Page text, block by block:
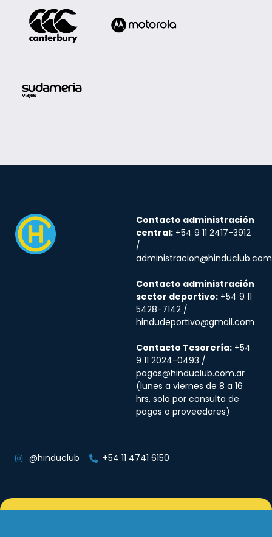
Contacto administración
central: +54 9 11 2417-3912
/
Contacto administración
sector deportivo: +54 9 11
5428-7142 /
hindudeportivo@gmail.com
Contacto Tesorería: +54
9 11 2024-0493 /
pagos@hinduclub.com.ar
(lunes a viernes de 8 a 16
hrs, solo por consulta de
pagos o proveedores)
@hinduclub +54 11 4741 6150